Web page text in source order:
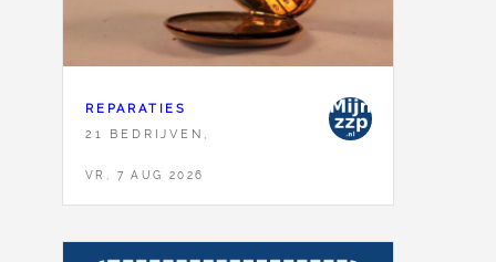
REPARATIES
21 BEDRIJVEN,
VR, 7 AUG 2026